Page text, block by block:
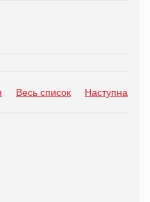
Весь список Наступна